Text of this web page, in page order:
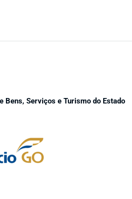
Bens, Serviços e Turismo do Estado